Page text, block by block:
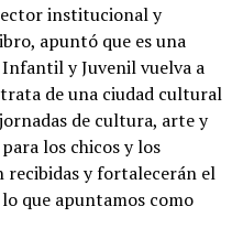
institucional y
apuntó que es una
y Juvenil vuelva a
de una ciudad cultural
de cultura, arte y
los chicos y los
recibidas y fortalecerán el
que apuntamos como